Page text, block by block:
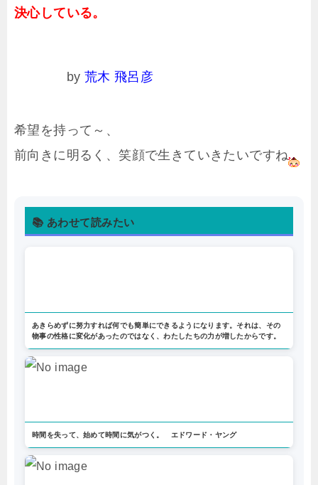
決心している。
by 荒木 飛呂彦
希望を持って～、
前向きに明るく、笑顔で生きていきたいですね
📚 あわせて読みたい
あきらめずに努力すれば何でも簡単にできるようになります。それは、その
物事の性格に変化があったのではなく、わたしたちの力が増したからです。
時間を失って、始めて時間に気がつく。 エドワード・ヤング